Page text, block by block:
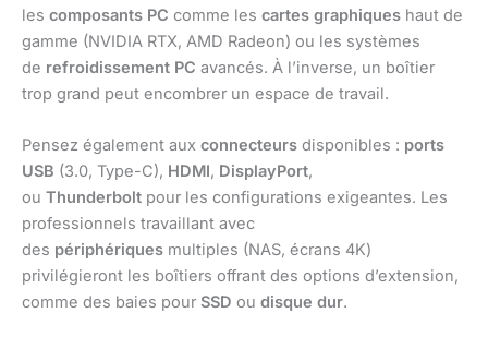
les composants PC comme les cartes graphiques haut de
gamme (NVIDIA RTX, AMD Radeon) ou les systèmes
de refroidissement PC avancés. À l’inverse, un boîtier
trop grand peut encombrer un espace de travail.
Pensez également aux connecteurs disponibles : ports
USB (3.0, Type-C), HDMI, DisplayPort,
ou Thunderbolt pour les configurations exigeantes. Les
professionnels travaillant avec
des périphériques multiples (NAS, écrans 4K)
privilégieront les boîtiers offrant des options d’extension,
comme des baies pour SSD ou disque dur.